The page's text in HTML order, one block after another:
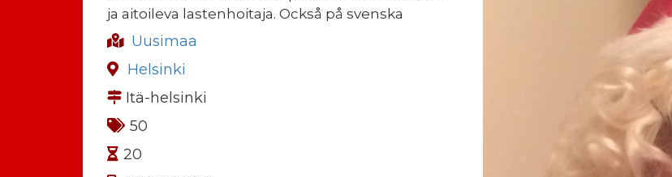
ja aitoileva lastenhoitaja. Också på svenska
Uusimaa
Helsinki
Itä-helsinki
50
20